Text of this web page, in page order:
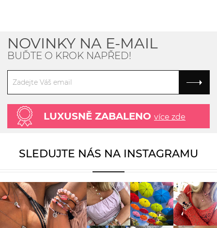
NOVINKY NA E-MAIL
BUĎTE O KROK NAPŘED!
LUXUSNĚ ZABALENO více zde
SLEDUJTE NÁS NA INSTAGRAMU